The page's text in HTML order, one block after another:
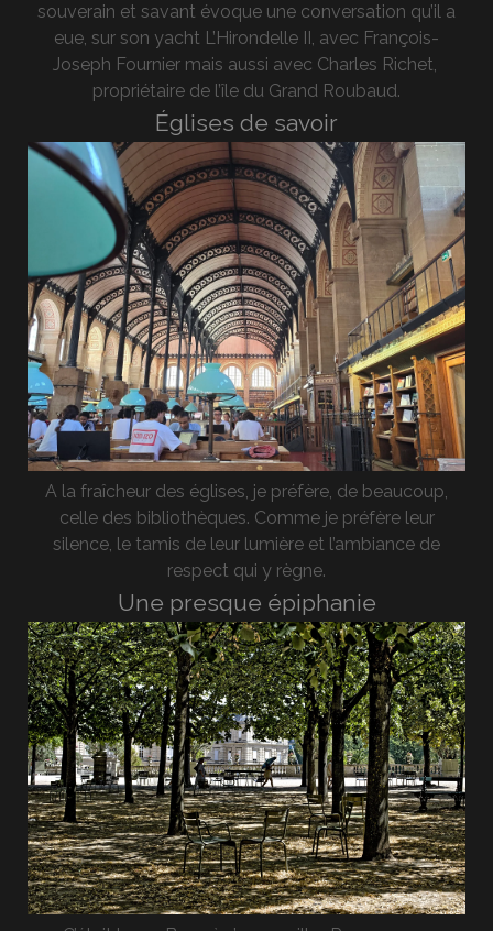
souverain et savant évoque une conversation qu’il a
eue, sur son yacht L’Hirondelle II, avec François-
Joseph Fournier mais aussi avec Charles Richet,
propriétaire de l’île du Grand Roubaud.
Églises de savoir
A la fraîcheur des églises, je préfère, de beaucoup,
celle des bibliothèques. Comme je préfère leur
silence, le tamis de leur lumière et l’ambiance de
respect qui y règne.
Une presque épiphanie